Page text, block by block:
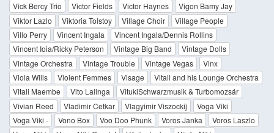
Vick Bercy Trio
Victor Fields Victor Haynes
Vigon Bamy Jay
Viktor Lazlo
Viktoria Tolstoy Village Choir
Village People
Villo Perry
Vincent Ingala
Vincent Ingala/Dennis Rollins
Vincent Ioia/Ricky Peterson
Vintage Big Band
Vintage Dolls
Vintage Orchestra
Vintage Trouble Vintage Vegas
Vinx
Viola Wills
Violent Femmes Visage
Vitali and his Lounge Orchestra
Vitali Maembe
Vito Lalinga
VitukiSchwarzmusik & Turbomozsár
Vivian Reed
Vladimir Cetkar Vlagyimir Viszockij
Voga Viki
Voga Viki -
Vono Box Voo Doo Phunk Voros Janka
Voros Laszlo